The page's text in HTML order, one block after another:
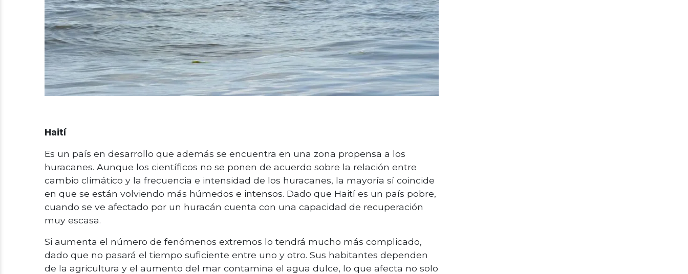
Haití
Es un país en desarrollo que además se encuentra en una zona propensa a los
huracanes. Aunque los científicos no se ponen de acuerdo sobre la relación entre
cambio climático y la frecuencia e intensidad de los huracanes, la mayoría sí coincide
en que se están volviendo más húmedos e intensos. Dado que Haití es un país pobre,
cuando se ve afectado por un huracán cuenta con una capacidad de recuperación
muy escasa.
Si aumenta el número de fenómenos extremos lo tendrá mucho más complicado,
dado que no pasará el tiempo suficiente entre uno y otro. Sus habitantes dependen
de la agricultura y el aumento del mar contamina el agua dulce, lo que afecta no solo